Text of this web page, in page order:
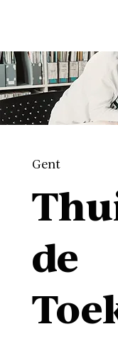
Gent
de